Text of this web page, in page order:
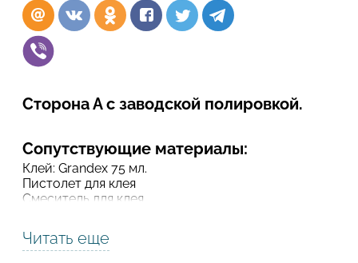
Сторона А с заводской полировкой.
Сопутствующие материалы:
Клей: Grandex 75 мл.
Пистолет для клея
Смеситель для клея
Читать еще